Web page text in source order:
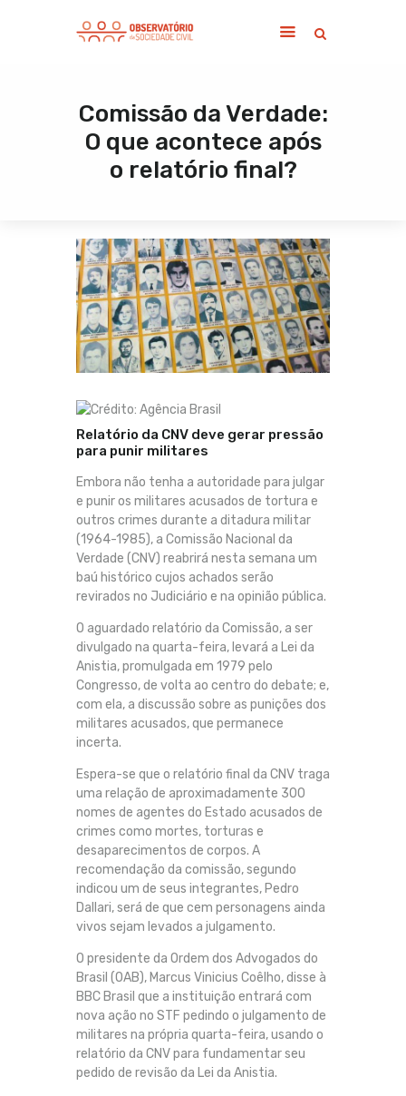
Comissão da Verdade:
O que acontece após
o relatório final?
Home
Sobre
Notícias
Relatório da CNV deve gerar pressão
para punir militares
Embora não tenha a autoridade para julgar
e punir os militares acusados de tortura e
outros crimes durante a ditadura militar
(1964-1985), a Comissão Nacional da
Verdade (CNV) reabrirá nesta semana um
baú histórico cujos achados serão
revirados no Judiciário e na opinião pública.
O aguardado relatório da Comissão, a ser
divulgado na quarta-feira, levará a Lei da
Anistia, promulgada em 1979 pelo
Congresso, de volta ao centro do debate; e,
com ela, a discussão sobre as punições dos
militares acusados, que permanece
incerta.
Espera-se que o relatório final da CNV traga
uma relação de aproximadamente 300
nomes de agentes do Estado acusados de
crimes como mortes, torturas e
desaparecimentos de corpos. A
recomendação da comissão, segundo
indicou um de seus integrantes, Pedro
Dallari, será de que cem personagens ainda
vivos sejam levados a julgamento.
O presidente da Ordem dos Advogados do
Brasil (OAB), Marcus Vinicius Coêlho, disse à
BBC Brasil que a instituição entrará com
nova ação no STF pedindo o julgamento de
militares na própria quarta-feira, usando o
relatório da CNV para fundamentar seu
pedido de revisão da Lei da Anistia.